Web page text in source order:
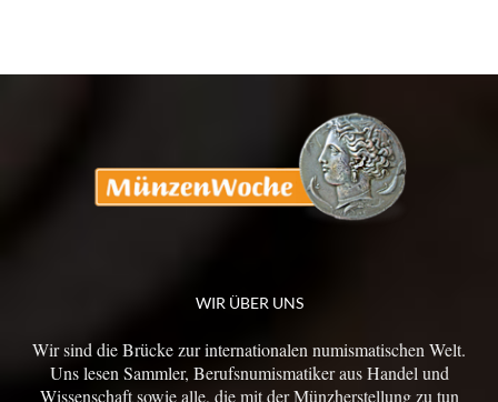
WIR ÜBER UNS
Wir sind die Brücke zur internationalen numismatischen Welt.
Uns lesen Sammler, Berufsnumismatiker aus Handel und
Wissenschaft sowie alle, die mit der Münzherstellung zu tun